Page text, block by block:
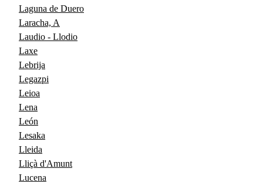
Laguna de Duero
Laracha, A
Laudio - Llodio
Laxe
Lebrija
Legazpi
Leioa
Lena
León
Lesaka
Lleida
Lliçà d'Amunt
Lucena